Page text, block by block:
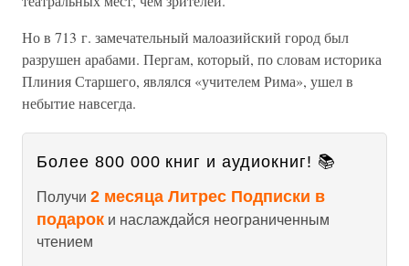
Но в 713 г. замечательный малоазийский город был
разрушен арабами. Пергам, который, по словам историка
Плиния Старшего, являлся «учителем Рима», ушел в
небытие навсегда.
Более 800 000 книг и аудиокниг! 📚
Получи 2 месяца Литрес Подписки в
подарок и наслаждайся неограниченным
чтением